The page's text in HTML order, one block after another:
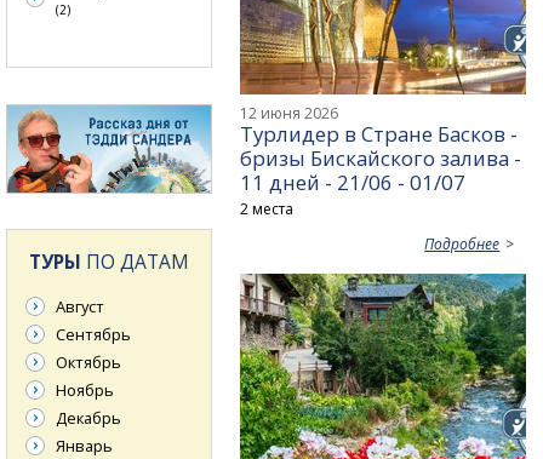
12 июня 2026
Турлидер в Стране Басков -
бризы Бискайского залива -
11 дней - 21/06 - 01/07
2 места
Подробнее
(2)
ТУРЫ ПО ДАТАМ
Август
Сентябрь
Октябрь
Ноябрь
Декабрь
Январь